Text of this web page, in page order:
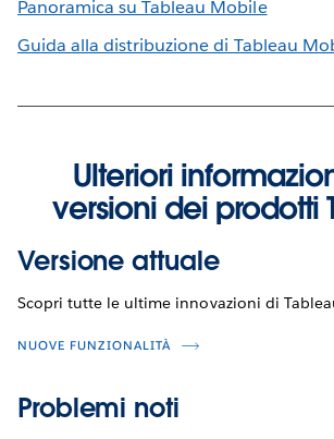
Panoramica su Tableau Mobile
Guida alla distribuzione di Tableau
Ulteriori
versioni dei prodotti
Versione attuale
Scopri tutte le ultime innovazioni di
NUOVE FUNZIONALITÀ
Problemi noti